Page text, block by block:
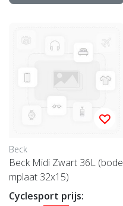
Beck
Beck Midi Zwart 36L (bode
mplaat 32x15)
Cyclesport prijs: